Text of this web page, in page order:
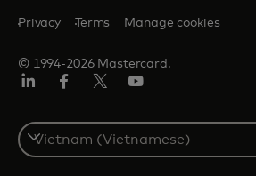
© 1994-2026 Mastercard.
Privacy Terms Manage cookies
Select
a
country